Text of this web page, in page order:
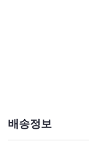
배송정보